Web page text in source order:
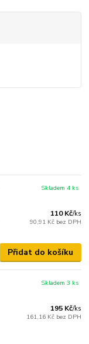
110 Kč/ks
90,91 Kč bez DPH
Skladem 4 ks
Přidat do košíku
195 Kč/ks
161,16 Kč bez DPH
Skladem 3 ks